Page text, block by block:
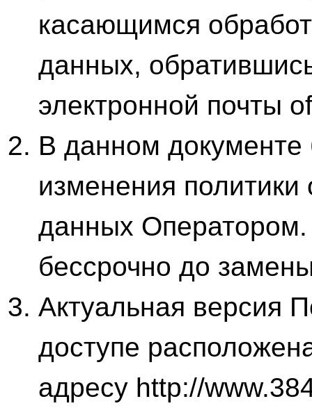
касающимся
данных,
электронной почты
В данном
изменения
данных Оператором.
бессрочно до
Актуальная версия
доступе
адресу http://